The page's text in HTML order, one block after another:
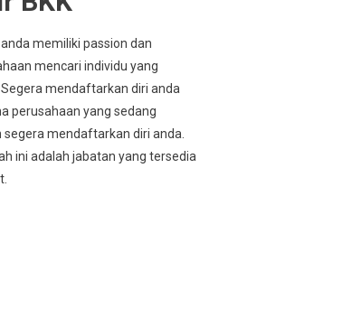
memiliki passion dan
mencari individu yang
mendaftarkan diri anda
perusahaan yang sedang
mendaftarkan diri anda.
ini adalah jabatan yang tersedia